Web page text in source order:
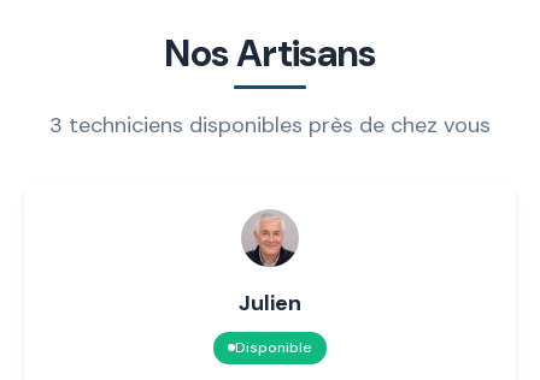
Nos Artisans
3 techniciens disponibles près de chez vous
Julien
Disponible